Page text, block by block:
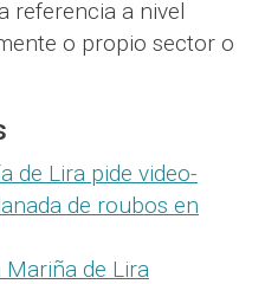
referencia a nivel
o propio sector o
de Lira pide video-
de roubos en
Mariña de Lira